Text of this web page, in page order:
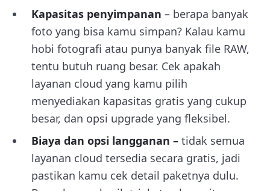
Kapasitas penyimpanan – berapa banyak
foto yang bisa kamu simpan? Kalau kamu
hobi fotografi atau punya banyak file RAW,
tentu butuh ruang besar. Cek apakah
layanan cloud yang kamu pilih
menyediakan kapasitas gratis yang cukup
besar, dan opsi upgrade yang fleksibel.
Biaya dan opsi langganan – tidak semua
layanan cloud tersedia secara gratis, jadi
pastikan kamu cek detail paketnya dulu.